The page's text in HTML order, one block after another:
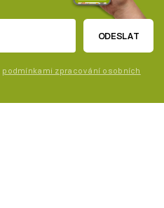
ODESLAT
podmínkami zpracování osobních